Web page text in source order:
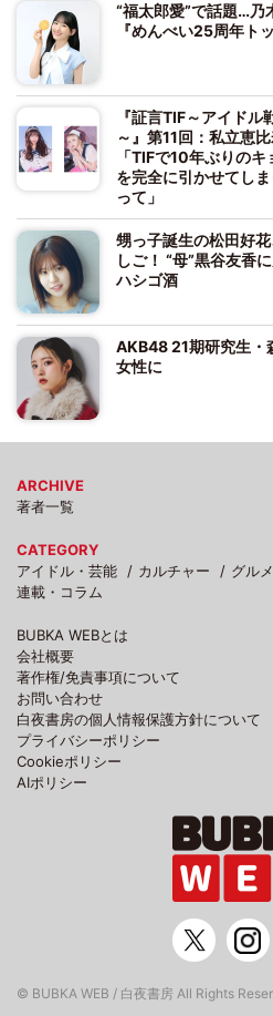
“福太郎愛”で話題…
『めんべい25周年ト
『証言TIF～アイド
～』第11回：私立恵
「TIFで10年ぶりの
を完全に引かせてし
って」
甥っ子誕生の松田好
しご！ “母”黒谷友香
ハシゴ酒
AKB48 21期研究生・
女性に
ARCHIVE
著者一覧
CATEGORY
アイドル・芸能
カルチャー グルメ
連載・コラム
BUBKA WEBとは
会社概要
著作権/免責事項について
お問い合わせ
白夜書房の個人情報保護方針について
プライバシーポリシー
Cookieポリシー
AIポリシー
© BUBKA WEB / 白夜書房 All Rights